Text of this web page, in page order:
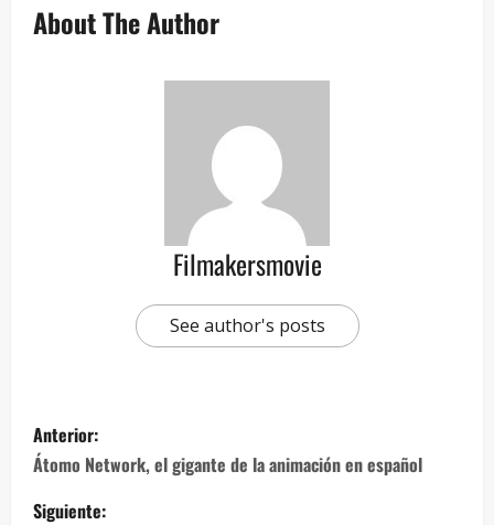
About The Author
Filmakersmovie
See author's posts
Anterior:
Átomo Network, el gigante de la animación en español
Siguiente: